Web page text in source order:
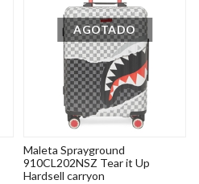
AGOTADO
Maleta Sprayground
910CL202NSZ Tear it Up
Hardsell carryon